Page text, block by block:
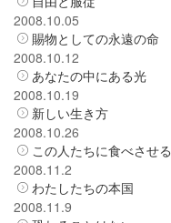
2008.10.05
賜物としての永遠の命
2008.10.12
あなたの中にある光
2008.10.19
新しい生き方
2008.10.26
この人たちに食べさせる
2008.11.2
わたしたちの本国
2008.11.9